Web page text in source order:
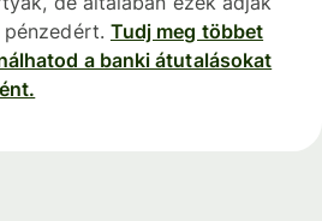
Tudj meg többet
a banki átutalásokat